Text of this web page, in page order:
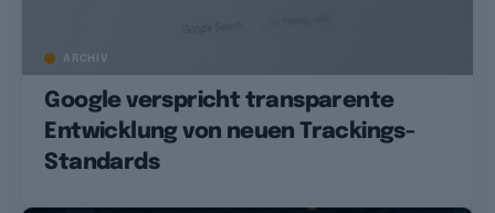
ARCHIV
Google verspricht transparente
Entwicklung von neuen Trackings-
Standards